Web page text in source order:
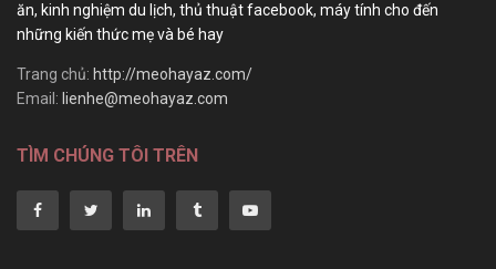
ăn, kinh nghiệm du lịch, thủ thuật facebook, máy tính cho đến
những kiến thức mẹ và bé hay
Trang chủ: http://meohayaz.com/
Email: lienhe@meohayaz.com
TÌM CHÚNG TÔI TRÊN